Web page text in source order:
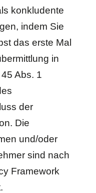
konkludente
indem Sie
das erste Mal
in
Abs. 1
der
Die
und/oder
sind nach
Framework